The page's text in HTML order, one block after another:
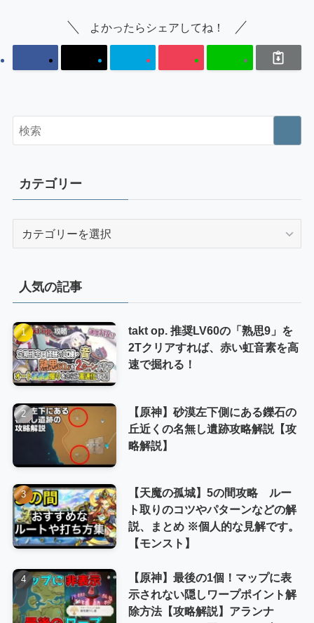
よかったらシェアしてね！
カテゴリー
ー
人気の記事
takt op. 推奨LV60の「熟思9」を
2Tクリアすれば、赤い虹音素を高
速で掘れる！
【原神】砂漠左下側にある鑠石の
丘近くの名無し遺跡攻略解説【攻
略解説】
【天魔の孤城】5の間攻略 ルー
ト取りのコツやパターンなどの解
説、まとめ ※個人的な見解です。
【モンスト】
【原神】最後の1個！マップに表
示されない隠しワープポイント解
除方法【攻略解説】アランナ